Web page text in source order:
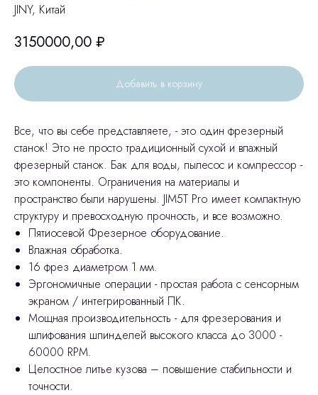
JINY, Китай
3150000,00 ₽
Добавить в корзину
Все, что вы себе представляете, - это один фрезерный
станок! Это не просто традиционный сухой и влажный
фрезерный станок. Бак для воды, пылесос и компрессор -
это компоненты. Ограничения на материалы и
пространство были нарушены. JIM5T Pro имеет компактную
структуру и превосходную прочность, и все возможно.
Пятиосевой Фрезерное оборудование.
Влажная обработка.
16 фрез диаметром 1 мм.
Эргономичные операции - простая работа с сенсорным
экраном / интегрированный ПК.
Мощная производительность - для фрезерования и
шлифования шпинделей высокого класса до 3000 -
60000 RPM.
Целостное литье кузова – повышение стабильности и
точности.